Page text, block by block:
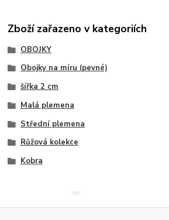
Zboží zařazeno v kategoriích
OBOJKY
Obojky na míru (pevné)
šířka 2 cm
Malá plemena
Střední plemena
Růžová kolekce
Kobra